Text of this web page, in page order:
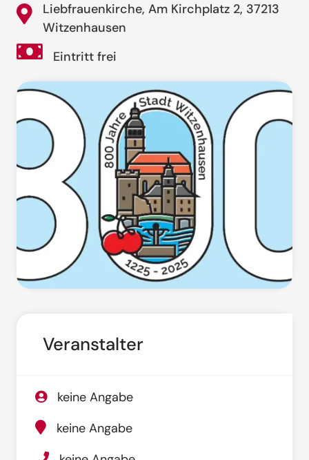
Liebfrauenkirche, Am Kirchplatz 2, 37213
Witzenhausen
Eintritt frei
Veranstalter
keine Angabe
keine Angabe